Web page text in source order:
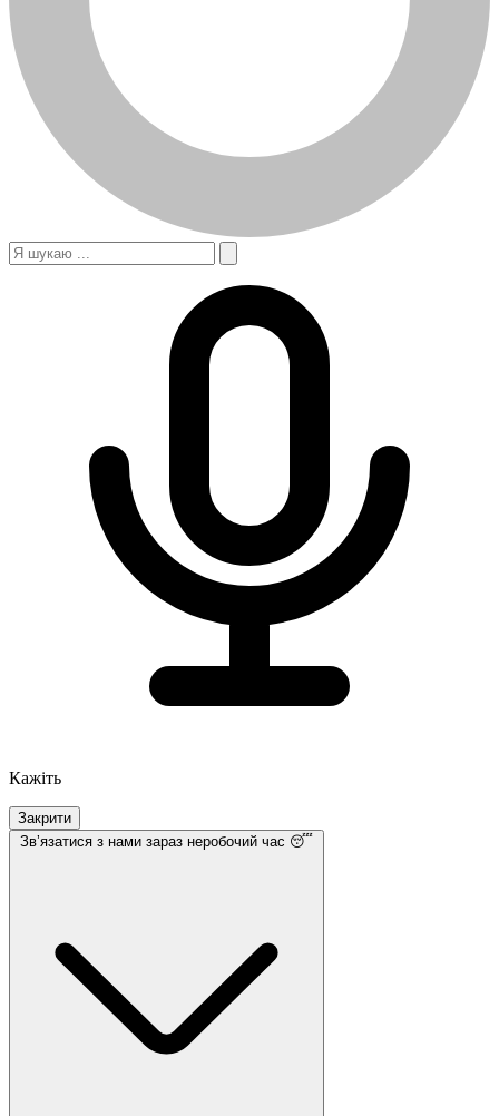
Кажіть
Закрити
Звʼязатися з нами зараз неробочий час 😴